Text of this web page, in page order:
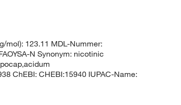
mol): 123.11 MDL-Nummer:
N Synonym: nicotinic
ChEBI: CHEBI:15940 IUPAC-Name: